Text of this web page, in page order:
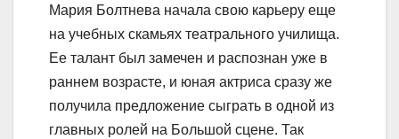
Мария Болтнева начала свою карьеру еще
на учебных скамьях театрального училища.
Ее талант был замечен и распознан уже в
раннем возрасте, и юная актриса сразу же
получила предложение сыграть в одной из
главных ролей на Большой сцене. Так